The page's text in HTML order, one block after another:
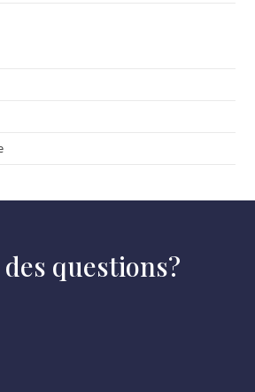
des questions?